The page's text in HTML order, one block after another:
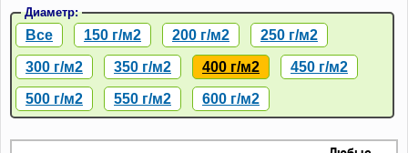
Диаметр:
Все 150 г/м2 200 г/м2 250 г/м2
300 г/м2 350 г/м2 400 г/м2 450 г/м2
500 г/м2 550 г/м2 600 г/м2